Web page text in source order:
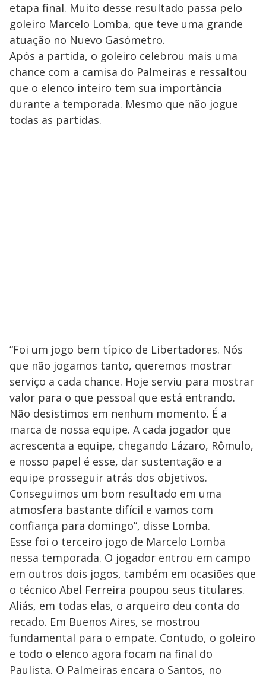
etapa final. Muito desse resultado passa pelo
goleiro Marcelo Lomba, que teve uma grande
atuação no Nuevo Gasómetro.
Após a partida, o goleiro celebrou mais uma
chance com a camisa do Palmeiras e ressaltou
que o elenco inteiro tem sua importância
durante a temporada. Mesmo que não jogue
todas as partidas.
“Foi um jogo bem típico de Libertadores. Nós
que não jogamos tanto, queremos mostrar
serviço a cada chance. Hoje serviu para mostrar
valor para o que pessoal que está entrando.
Não desistimos em nenhum momento. É a
marca de nossa equipe. A cada jogador que
acrescenta a equipe, chegando Lázaro, Rômulo,
e nosso papel é esse, dar sustentação e a
equipe prosseguir atrás dos objetivos.
Conseguimos um bom resultado em uma
atmosfera bastante difícil e vamos com
confiança para domingo”, disse Lomba.
Esse foi o terceiro jogo de Marcelo Lomba
nessa temporada. O jogador entrou em campo
em outros dois jogos, também em ocasiões que
o técnico Abel Ferreira poupou seus titulares.
Aliás, em todas elas, o arqueiro deu conta do
recado. Em Buenos Aires, se mostrou
fundamental para o empate. Contudo, o goleiro
e todo o elenco agora focam na final do
Paulista. O Palmeiras encara o Santos, no